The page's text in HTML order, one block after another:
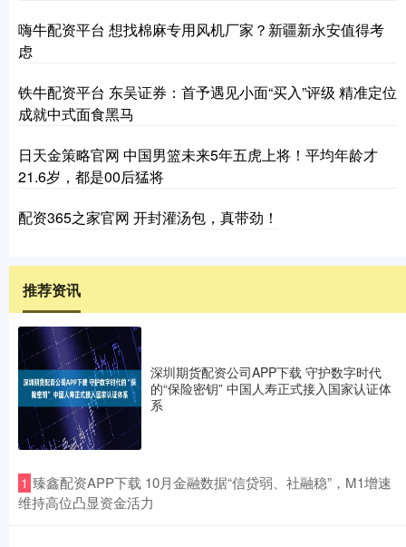
嗨牛配资平台 想找棉麻专用风机厂家？新疆新永安值得考
虑
铁牛配资平台 东吴证券：首予遇见小面“买入”评级 精准定位
成就中式面食黑马
日天金策略官网 中国男篮未来5年五虎上将！平均年龄才
21.6岁，都是00后猛将
配资365之家官网 开封灌汤包，真带劲！
推荐资讯
深圳期货配资公司APP下载 守护数字时代
的“保险密钥” 中国人寿正式接入国家认证体
系
1 ​臻鑫配资APP下载 10月金融数据“信贷弱、社融稳”，M1增速
维持高位凸显资金活力